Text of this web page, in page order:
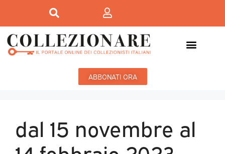
ABBONATI ORA
dal 15 novembre al